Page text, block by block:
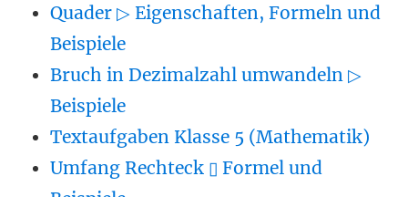
Quader ▷ Eigenschaften, Formeln und
Beispiele
Bruch in Dezimalzahl umwandeln ▷
Beispiele
Textaufgaben Klasse 5 (Mathematik)
Umfang Rechteck ▯ Formel und